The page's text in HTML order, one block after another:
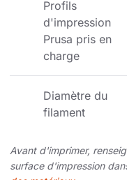
Profils
d'impression
Prusa pris en
charge
Diamètre du
filament
Avant d'imprimer,
surface d'impression